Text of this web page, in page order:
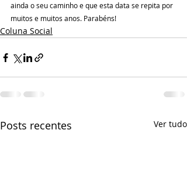
ainda o seu caminho e que esta data se repita por
muitos e muitos anos. Parabéns!
Coluna Social
Posts recentes Ver tudo